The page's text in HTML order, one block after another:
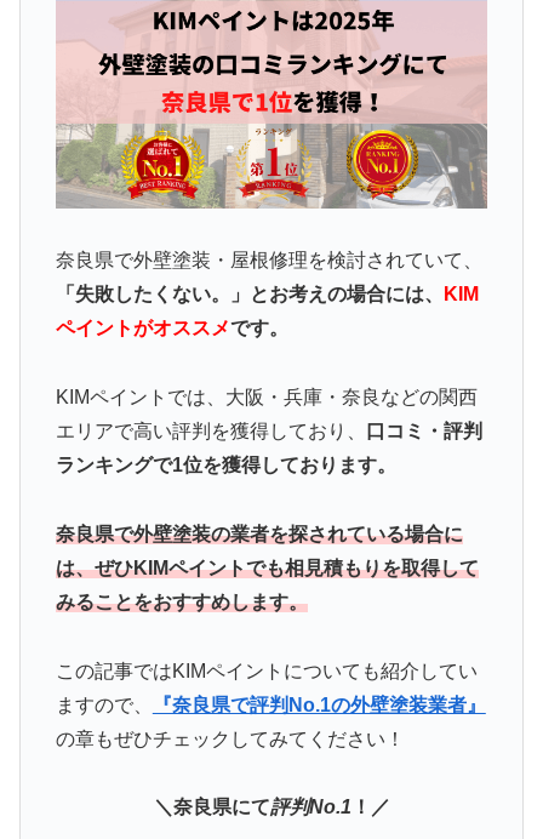
奈良県で外壁塗装・屋根修理を検討されていて、
「失敗したくない。」とお考えの場合には、
KIM
ペイントがオススメです。
KIMペイントでは、大阪・兵庫・奈良などの関西
エリアで高い評判を獲得しており、
口コミ・評判
ランキングで1位を獲得しております。
奈良県で外壁塗装の業者を探されている場合に
は、ぜひKIMペイントでも相見積もりを取得して
みることをおすすめします。
この記事ではKIMペイント についても紹介してい
ますので、
『奈良県で評判No.1の外壁塗装業者』
の章もぜひチェックしてみてください！
＼奈良県にて評判No.1 ！／